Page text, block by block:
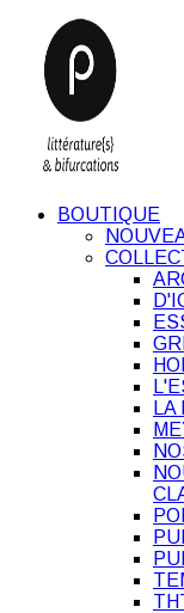
BOUTIQUE
LA